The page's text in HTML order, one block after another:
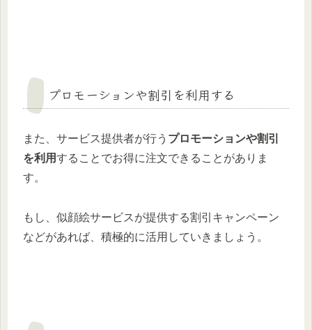
プロモーションや割引を利用する
また、サービス提供者が行う プロモーションや割引
を利用することでお得に注文できることがありま
す。
もし、似顔絵サービスが提供する割引キャンペーン
などがあれば、積極的に活用していきましょう。